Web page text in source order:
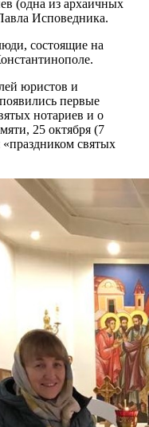
(одна из архаичных
Исповедника.
состоящие на
юристов и
первые
нотариев и о
25 октября (7
святых